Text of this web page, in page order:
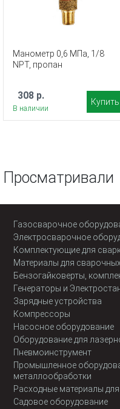
Манометр 0,6 МПа, 1/8
NPT, пропан
308 р.
В наличии
Купить
Просматривали
Газосварочное
Электросварочное
Комплектующие для
Материалы для
Бензогайковерты,
Генераторы и
Зарядные устройства
Компрессоры
Насосное оборудование
Оборудование для
Пневмоинструмент
Промышленное
металлообработки
Расходные материалы
Садовое оборудование